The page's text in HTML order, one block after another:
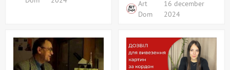
Art
Dom
16 december
2024